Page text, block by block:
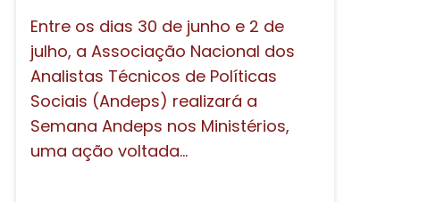
Entre os dias 30 de junho e 2 de
julho, a Associação Nacional dos
Analistas Técnicos de Políticas
Sociais (Andeps) realizará a
Semana Andeps nos Ministérios,
uma ação voltada...